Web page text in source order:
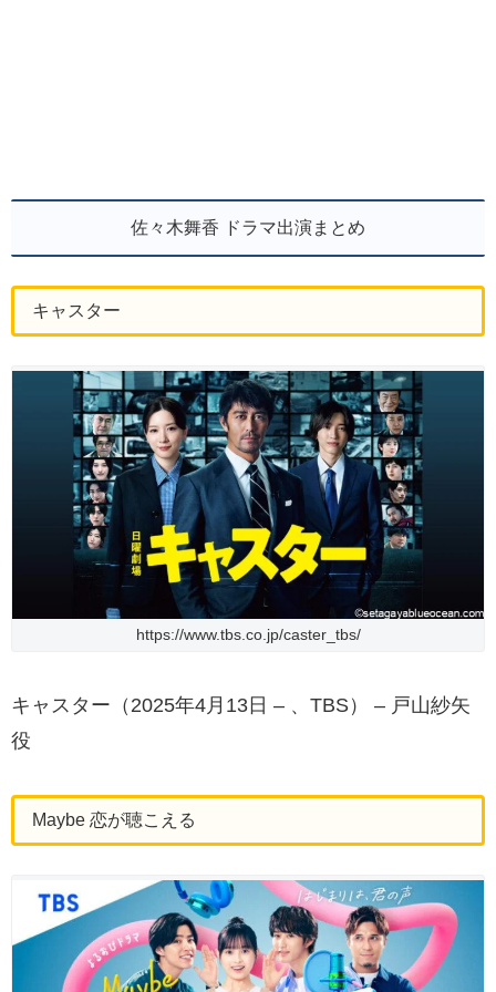
佐々木舞香 ドラマ出演まとめ
キャスター
https://www.tbs.co.jp/caster_tbs/
キャスター（2025年4月13日 – 、TBS） – 戸山紗矢
役
Maybe 恋が聴こえる